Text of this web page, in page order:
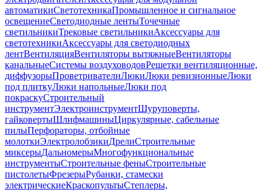
автоматикиСветотехникаПромышленное и сигнальное
освещениеСветодиодные лентыТочечные
светильникиТрековые светильникиАксессуары для
светотехникиАксессуары для светодиодных
лентВентиляцияВентиляторы вытяжныеВентиляторы
канальныеСистемы воздуховодовРешетки вентиляционные,
диффузорыПроветривателиЛюкиЛюки ревизионныеЛюки
под плиткуЛюки напольныеЛюки под
покраскуСтроительный
инструментЭлектроинструментШуруповерты,
гайковертыШлифмашиныЦиркулярные, сабельные
пилыПерфораторы, отбойные
молоткиЭлектролобзикиДрелиСтроительные
миксерыДальномерыМногофункциональные
инструментыСтроительные феныСтроительные
пистолетыФрезерыРубанки, стамески
электрическиеКраскопультыСтеплеры,